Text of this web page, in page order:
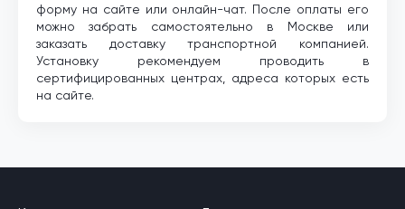
форму на сайте или онлайн-чат. После оплаты его
можно забрать самостоятельно в Москве или
заказать доставку транспортной компанией.
Установку рекомендуем проводить в
сертифицированных центрах, адреса которых есть
на сайте.